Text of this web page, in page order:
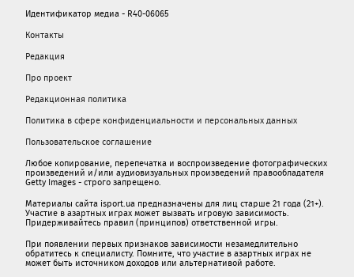
Идентификатор медиа - R40-06065
Контакты
Редакция
Про проект
Редакционная политика
Политика в сфере конфиденциальности и персональных данных
Пользовательское соглашение
Любое копирование, перепечатка и воспроизведение фотографических
произведений и/или аудиовизуальных произведений правообладателя
Getty Images - строго запрещено.
Материалы сайта isport.ua предназначены для лиц старше 21 года (21+).
Участие в азартных играх может вызвать игровую зависимость.
Придерживайтесь правил (принципов) ответственной игры.
При появлении первых признаков зависимости незамедлительно
обратитесь к специалисту. Помните, что участие в азартных играх не
может быть источником доходов или альтернативой работе.